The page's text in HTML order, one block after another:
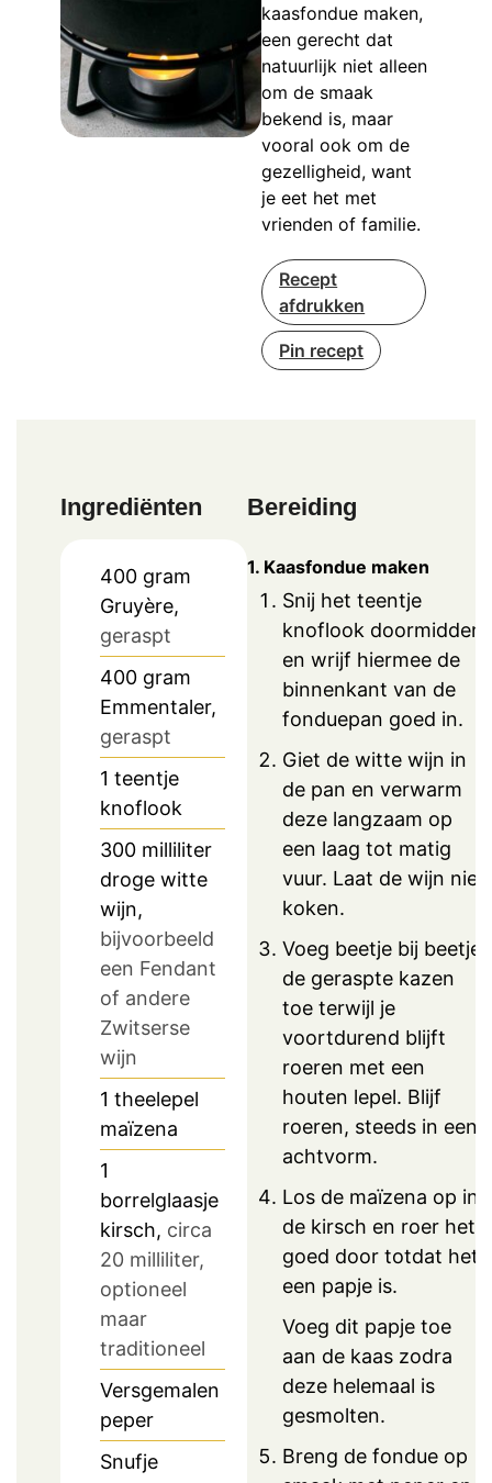
kaasfondue maken,
een gerecht dat
natuurlijk niet alleen
om de smaak
bekend is, maar
vooral ook om de
gezelligheid, want
je eet het met
vrienden of familie.
Recept
afdrukken
Pin recept
Ingrediënten
400 gram
Gruyère,
geraspt
400 gram
Emmentaler,
geraspt
1 teentje
knoflook
300 milliliter
droge witte
wijn,
bijvoorbeeld
een Fendant
of andere
Zwitserse
wijn
1 theelepel
maïzena
1
borrelglaasje
kirsch, circa
20 milliliter,
optioneel
maar
traditioneel
Versgemalen
peper
Snufje
Bereiding
1. Kaasfondue maken
Snij het teentje
knoflook doormidden
en wrijf hiermee de
binnenkant van de
fonduepan goed in.
Giet de witte wijn in
de pan en verwarm
deze langzaam op
een laag tot matig
vuur. Laat de wijn niet
koken.
Voeg beetje bij beetje
de geraspte kazen
toe terwijl je
voortdurend blijft
roeren met een
houten lepel. Blijf
roeren, steeds in een
achtvorm.
Los de maïzena op in
de kirsch en roer het
goed door totdat het
een papje is.
Voeg dit papje toe
aan de kaas zodra
deze helemaal is
gesmolten.
Breng de fondue op